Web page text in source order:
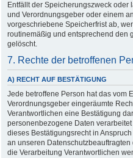
Entfällt der Speicherungszweck
und Verordnungsgeber oder einem
vorgeschriebene Speicherfrist ab,
routinemäßig und entsprechend den
gelöscht.
7. Rechte der betroffenen
A) RECHT AUF BESTÄTIGUNG
Jede betroffene Person hat das vom
Verordnungsgeber eingeräumte
Verantwortlichen eine Bestätigung
personenbezogene Daten
dieses Bestätigungsrecht in
an unseren
die Verarbeitung Verantwortlichen